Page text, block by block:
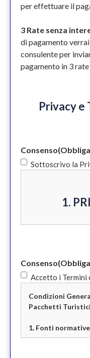
per effettuare il
3 Rate senza
di pagamento
consulente per
pagamento in 3 rate
Privacy e
Consenso
Sottoscrivo la
1.
Protezione dei
(GDPR)
PBS Srls con
Bagutta, 15 (di
Consenso
Accetto i Termini
Condizioni
Pacchetti Turistici
1. Fonti normative